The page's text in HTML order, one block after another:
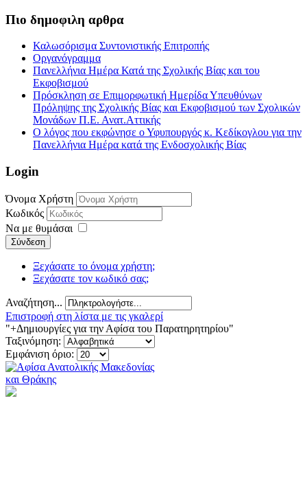
Πιο δημοφιλη αρθρα
Καλωσόρισμα Συντονιστικής Επιτροπής
Οργανόγραμμα
Πανελλήνια Ημέρα Κατά της Σχολικής Βίας και του
Εκφοβισμού
Πρόσκληση σε Επιμορφωτική Ημερίδα Υπευθύνων
Πρόληψης της Σχολικής Βίας και Εκφοβισμού των Σχολικών
Μονάδων Π.Ε. Ανατ.Αττικής
Ο λόγος που εκφώνησε ο Υφυπουργός κ. Κεδίκογλου για την
Πανελλήνια Ημέρα κατά της Ενδοσχολικής Βίας
Login
Όνομα Χρήστη
Κωδικός
Να με θυμάσαι
Σύνδεση
Ξεχάσατε το όνομα χρήστη;
Ξεχάσατε τον κωδικό σας;
Αναζήτηση...
Επιστροφή στη λίστα με τις γκαλερί
"+Δημιουργίες για την Αφίσα του Παρατηρητηρίου"
Ταξινόμηση:
Εμφάνιση όριο: